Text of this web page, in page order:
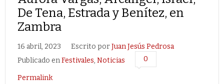
De Tena, Estrada y Benítez, en
Zambra
16 abril, 2023 Escrito porJuan Jesús Pedrosa
Publicado enFestivales, Noticias 0
Permalink